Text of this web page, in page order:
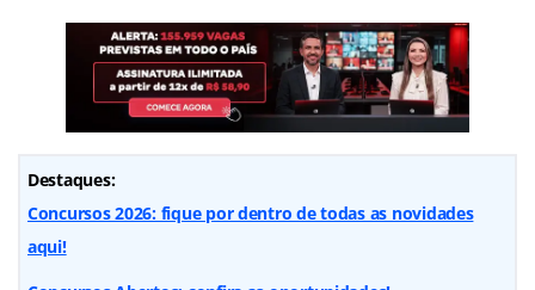
Destaques:
Concursos 2026: fique por dentro de todas as novidades
aqui!